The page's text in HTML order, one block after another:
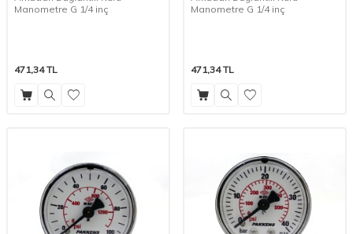
Manometre G 1/4 inç
471,34TL
Manometre G 1/4 inç
471,34TL